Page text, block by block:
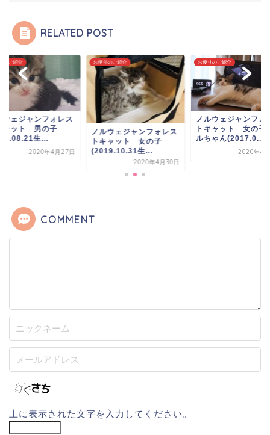
RELATED POST
のご紹介
ウェジャンフォレス
ャット 男の子
生...
2020年4月27日
お便りのご紹介
ノルウェジャンフォレス
トキャット 女の子
(2019.10.31生...
2020年4月30日
お便りのご紹介
ノルウェジャンフォ
トキャット 女の
ルちゃん(2017.0...
2020年4
COMMENT
上に表示された文字を入力してください。